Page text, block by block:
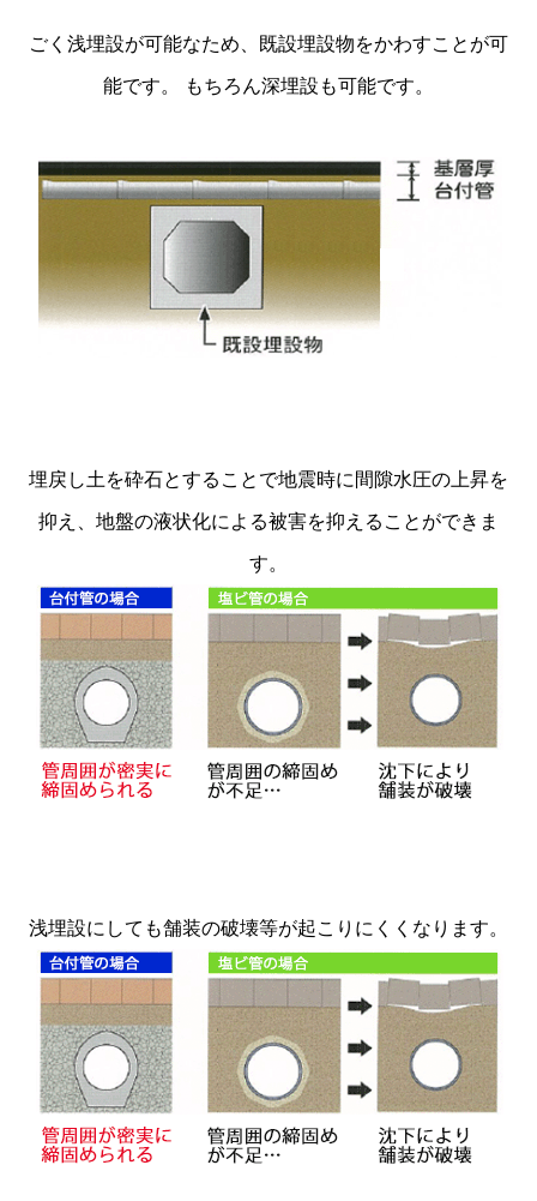
ごく浅埋設が可能なため、既設埋設物をかわすことが可
能です。 もちろん深埋設も可能です。
埋戻し土を砕石とすることで地震時に間隙水圧の上昇を
抑え、地盤の液状化による被害を抑えることができま
す。
浅埋設にしても舗装の破壊等が起こりにくくなります。